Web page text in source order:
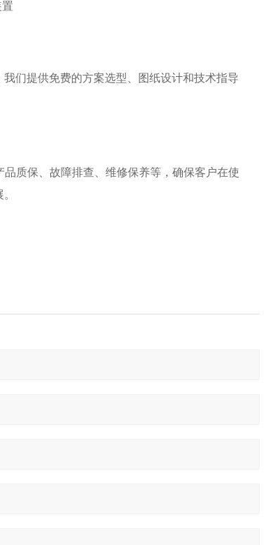
们提供免费的方案选型、图纸设计和技术指导
质保、故障排查、维修保养等，确保客户在使